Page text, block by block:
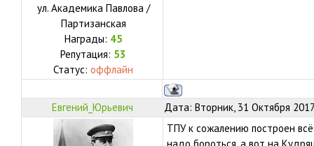
ул. Академика Павлова /
Партизанская
Награды: 45
Репутация: 53
Статус: оффлайн
Евгений_Юрьевич Дата: Вторник, 31 Октября
ТПУ к сожалению построен